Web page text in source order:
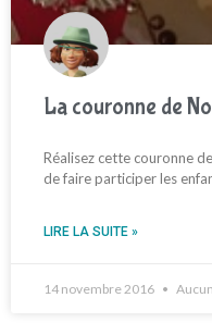
La couronne de
Réalisez cette couronne
de faire participer les
LIRE LA SUITE »
14 novembre 2016